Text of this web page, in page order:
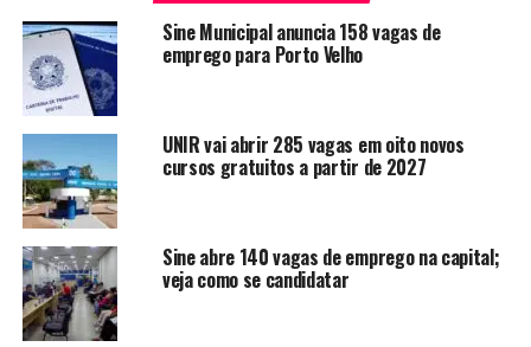
Sine Municipal anuncia 158 vagas de
emprego para Porto Velho
UNIR vai abrir 285 vagas em oito novos
cursos gratuitos a partir de 2027
Sine abre 140 vagas de emprego na capital;
veja como se candidatar